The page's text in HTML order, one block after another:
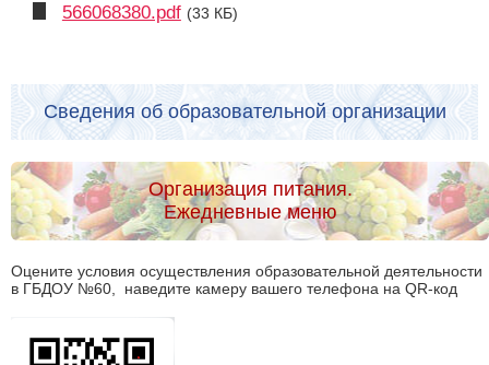
566068380.pdf (33 КБ)
Сведения об образовательной организации
Организация питания.
Ежедневные меню
Оцените условия осуществления образовательной деятельности
в ГБДОУ №60, наведите камеру вашего телефона на QR-код